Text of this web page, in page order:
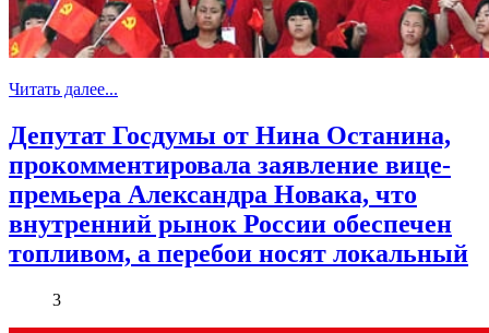
Читать далее...
Депутат Госдумы от Нина Останина,
прокомментировала заявление вице-
премьера Александра Новака, что
внутренний рынок России обеспечен
топливом, а перебои носят локальный
3